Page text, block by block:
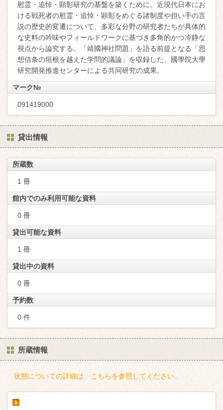
慰霊・追悼・顕彰研究の基盤を築くために。近現代日本にお
ける戦死者の慰霊・追悼・顕彰をめぐる諸制度や担い手の言
説の歴史的変遷について、多彩な分野の研究者たちが具体的
な史料の吟味やフィールドワークに基づき多角的かつ冷静な
視点から論究する。「靖國神社問題」を語る前提となる「思
想信条の垣根を越えた学問的議論」を収録した、國學院大學
研究開発推進センターによる共同研究の成果。
マーク№
091419000
貸出情報
所蔵数
1 冊
館内でのみ利用可能な資料
0 冊
貸出可能な資料
1 冊
貸出中の資料
0 冊
予約数
0 件
所蔵情報
状態についての詳細は、こちらを参照してください。
1